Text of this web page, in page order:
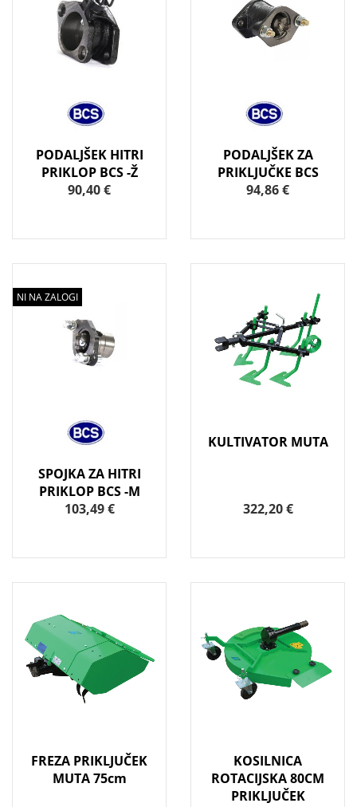
PODALJŠEK HITRI
PRIKLOP BCS -Ž
90,40 €
PODALJŠEK ZA
PRIKLJUČKE BCS
94,86 €
NI NA ZALOGI
SPOJKA ZA HITRI
PRIKLOP BCS -M
103,49 €
KULTIVATOR MUTA
322,20 €
FREZA PRIKLJUČEK
MUTA 75cm
KOSILNICA
ROTACIJSKA 80CM
PRIKLJUČEK